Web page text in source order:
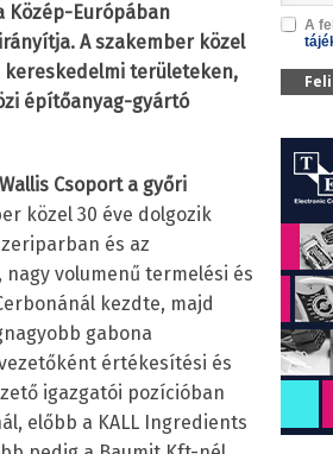
Közép-Európában
A szakember közel
kereskedelmi területeken,
építőanyag-gyártó
Csoport a győri
közel 30 éve dolgozik
és az
volumenű termelési és
kezdte, majd
gabona
értékesítési és
igazgatói pozícióban
előbb a KALL Ingredients
A